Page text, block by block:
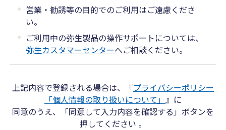
営業・勧誘等の目的でのご利用はご遠慮くださ
い。
ご利用中の弥生製品の操作サポートについては、
弥生カスタマーセンターへご相談ください。
上記内容で登録される場合は、『プライバシーポリシー
「個人情報の取り扱いについて」 』に
同意のうえ、「同意して入力内容を確認する」ボタンを
押してください 。